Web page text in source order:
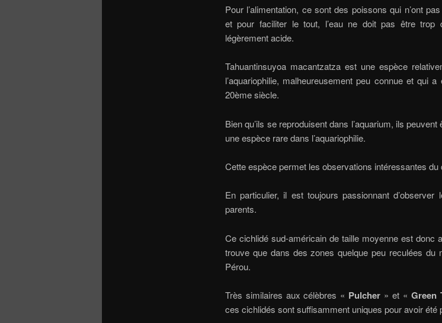
Pour l’alimentation, ce sont des poissons qui n’ont
et pour faciliter le tout, l’eau ne doit pas être trop
légèrement acide.
Tahuantinsuyoa macantzatza est une espèce
l’aquariophilie, malheureusement peu connue et qui
20ème siècle.
Bien qu’ils se reproduisent dans l’aquarium, ils
une espèce rare dans l’aquariophilie.
Cette espèce permet les observations intéressantes du
En particulier, il est toujours passionnant
parents.
Ce cichlidé sud-américain de taille moyenne est donc
trouve que dans des zones quelque peu reculées
Pérou.
Très similaires aux célèbres « Pulcher » et « Green
ces cichlidés sont suffisamment uniques pour avoir été